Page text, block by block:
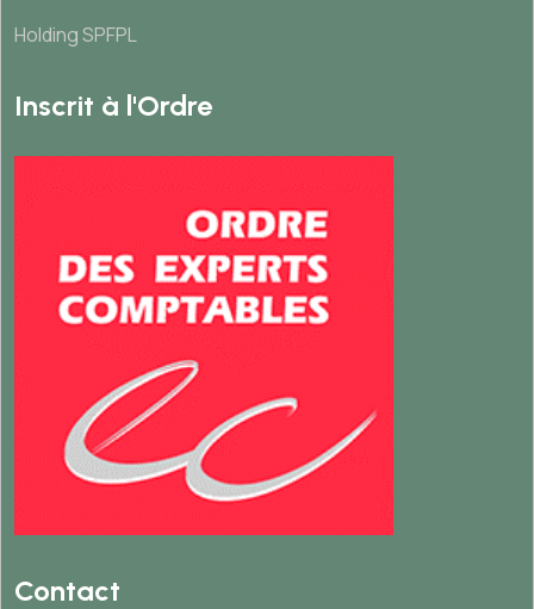
Holding SPFPL
Inscrit à l'Ordre
Contact